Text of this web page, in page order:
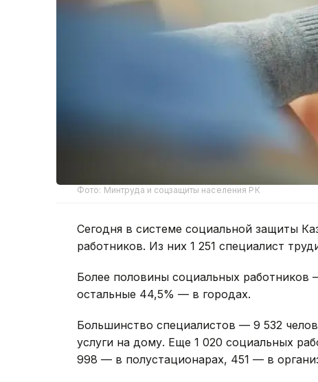
Фото: Минтруда и соцзащиты населения РК
Сегодня в системе социальной защиты
работников. Из них 1 251 специалист
Более половины социальных
остальные 44,5% — в городах.
Большинство специалистов — 9 532
услуги на дому. Еще 1 020 социальных
998 — в полустационарах, 451 — в